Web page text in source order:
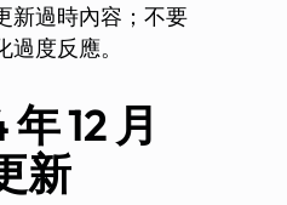
新過時內容；不要
度反應。
年 12 月
新